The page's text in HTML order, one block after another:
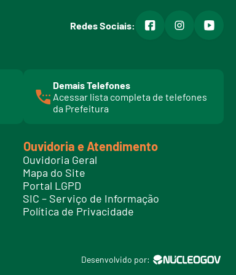
Redes Sociais: facebookinstagram
Demais Telefones
Acessar lista completa de telefones
da Prefeitura
l
i
t
e
l
e
f
o
n
Ouvidoria e Atendimento
Ouvidoria Geral
Mapa do Site
Portal LGPD
SIC – Serviço de Informação
Política de Privacidade
Desenvolvido por: